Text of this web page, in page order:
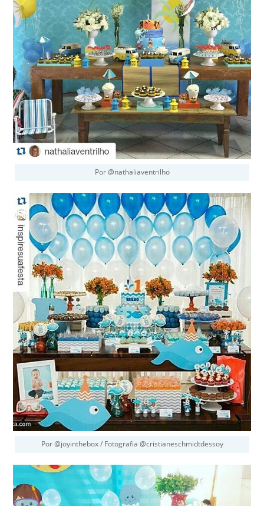
Por @nathaliaventrilho
Por @joyinthebox / Fotografia @cristianeschmidtdessoy